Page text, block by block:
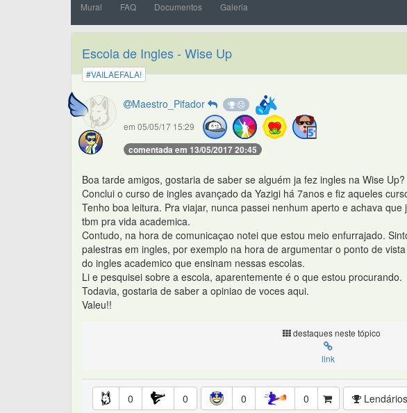
Mural FAQ Documentos Galeria
Escola de Ingles - Wise Up
#VAILAEFALA!
Maestro_Pifador
em 05/05/17 15:29
comentada em 13/05/2017 20:45
Boa tarde amigos, gostaria de saber se alguém ja fez ingles na Wise Up?
Conclui o curso de ingles avançado da Yazigi há 7anos e fiz aqueles
Tenho boa leitura. Pra viajar, nunca passei nenhum aperto e achava
tbm pra vida academica.
Contudo, na hora de comunicaçao notei que estou meio enfurrajado.
palestras em ingles, por exemplo na hora de argumentar o ponto de
do ingles academico que ensinam nessas escolas.
Li e pesquisei sobre a escola, aparentemente é o que estou procurando.
Todavia, gostaria de saber a opiniao de voces aqui.
Valeu!!
destaques neste tópico
link
0 0 0 0 Lendários